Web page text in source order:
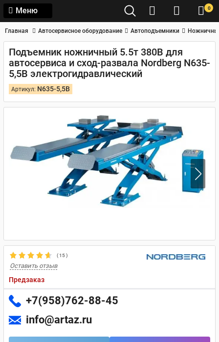
Меню 0
Главная Автосервисное оборудование Автоподъемники
Подъемник ножничный 5.5т 380В для
автосервиса и сход-развала Nordberg N635-
5,5B электрогидравлический
Артикул: N635-5,5B
(15)
Оставить отзыв
Предзаказ
+7(958)762-88-45
info@artaz.ru